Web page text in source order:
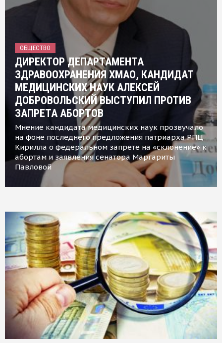
ОБЩЕСТВО
ДИРЕКТОР ДЕПАРТАМЕНТА
ЗДРАВООХРАНЕНИЯ ХМАО, КАНДИДАТ
МЕДИЦИНСКИХ НАУК АЛЕКСЕЙ
ДОБРОВОЛЬСКИЙ ВЫСТУПИЛ ПРОТИВ
ЗАПРЕТА АБОРТОВ
Мнение кандидата медицинских наук прозвучало
на фоне последнего предложения патриарха РПЦ
Кирилла о федеральном запрете на «склонение» к
абортам и заявления сенатора Маргариты
Павловой